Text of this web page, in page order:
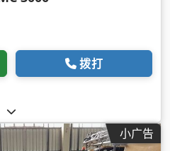
拨打
小广告